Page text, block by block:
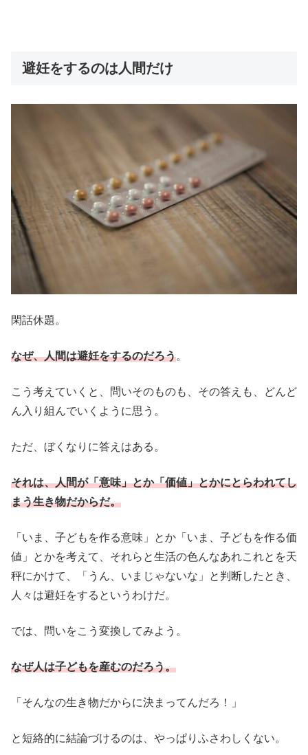
避妊をするのは人間だけ
閑話休題。
なぜ、人間は避妊をするのだろう。
こう考えていくと、問いそのものも、その答えも、どんど
ん入り組んでいくように思う。
ただ、ぼくなりに答えはある。
それは、人間が「意味」とか「価値」とかにとらわれてし
まう生き物だからだ。
「いま、子どもを作る意味」とか「いま、子どもを作る価
値」とかを考えて、それらと生活の色んなあれこれとを天
秤にかけて、「うん、いまじゃないな」と判断したとき、
人々は避妊をするというわけだ。
では、問いをこう変換してみよう。
なぜ人は子どもを産むのだろう。
「そんなの生き物だからに決まってんだろ！」
と短絡的に結論づけるのは、やっぱりふさわしくない。